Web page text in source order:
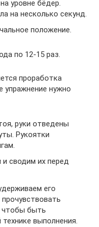
уровне бёдер.
на несколько секунд.
положение.
по 12-15 раз.
проработка
упражнение нужно
руки отведены
Рукоятки
сводим их перед
его
чтобы быть
выполнения.